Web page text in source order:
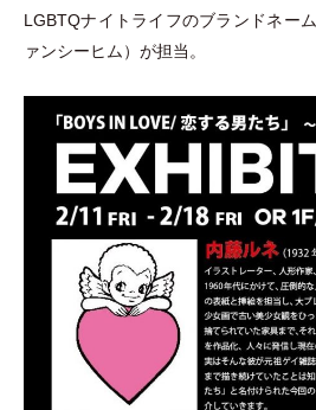
LGBTQナイトライフのブランドネー
ァンシーヒム） が担当。